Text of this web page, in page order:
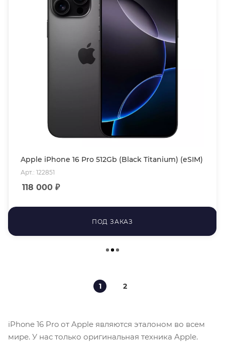
Apple iPhone 16 Pro 512Gb (Black Titanium) (eSIM)
Арт.: 122851
118 000 ₽
ПОД ЗАКАЗ
1 2
iPhone 16 Pro от Apple являются эталоном во всем
мире. У нас только оригинальная техника Apple.